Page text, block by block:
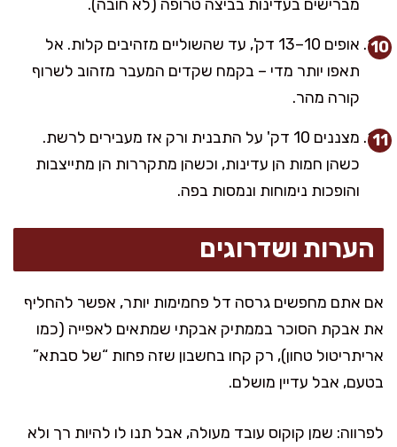
מברישים בעדינות בביצה טרופה (לא חובה).
אופים 10–13 דק', עד שהשוליים מזהיבים קלות. אל
תאפו יותר מדי – בקמח שקדים המעבר מזהוב לשרוף
קורה מהר.
מצננים 10 דק' על התבנית ורק אז מעבירים לרשת.
כשהן חמות הן עדינות, וכשהן מתקררות הן מתייצבות
והופכות נימוחות ונמסות בפה.
הערות ושדרוגים
אם אתם מחפשים גרסה דל פחמימות יותר, אפשר להחליף
את אבקת הסוכר בממתיק אבקתי שמתאים לאפייה (כמו
אריתריטול טחון), רק קחו בחשבון שזה פחות “של סבתא”
בטעם, אבל עדיין מושלם.
לפרווה: שמן קוקוס עובד מעולה, אבל תנו לו להיות רך ולא